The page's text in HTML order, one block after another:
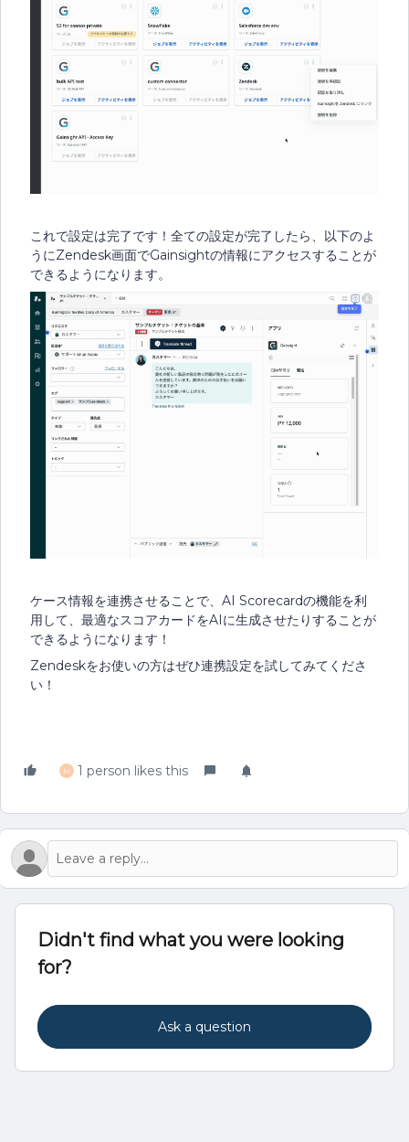
これで設定は完了です！全ての設定が完了したら、以下のよ
うにZendesk画面でGainsightの情報にアクセスすることが
できるようになります。
ケース情報を連携させることで、AI Scorecardの機能を利
用して、最適なスコアカードをAIに生成させたりすることが
できるようになります！
Zendeskをお使いの方はぜひ連携設定を試してみてくださ
い！
M 1 person likes this
Didn't find what you were looking
for?
Ask a question